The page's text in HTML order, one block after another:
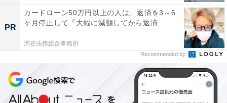
アオーディオさながらの綺麗な音作りに感動してい
ます
PS5と4K液晶テレビに接続して使用しています。
4K/120Hzにしっかり対応しているので遅延や画質
劣化が一切なく、音の方向（定位）が完璧にわかる
PR
カードローン50万円以上の人は、返済を3～6
ヶ月停止して『大幅に減額してから返済...
渋谷法務総合事務所
Recommended by